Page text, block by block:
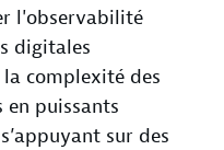
l'observabilité
digitales
complexité des
en puissants
sur des